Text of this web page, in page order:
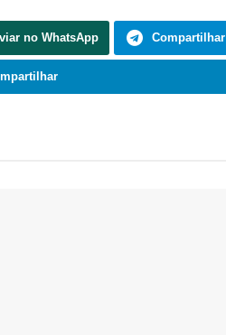
no WhatsApp Compartilhar